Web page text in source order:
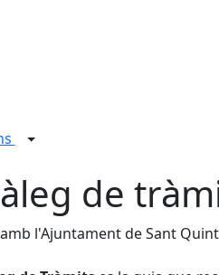
de
l'Ajuntament de Sant